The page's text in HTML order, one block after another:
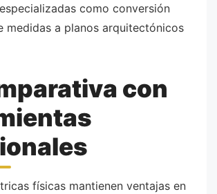
como conversión
medidas a planos arquitectónicos
con
físicas mantienen ventajas en